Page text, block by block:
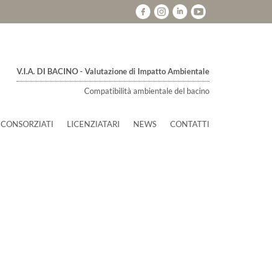
V.I.A. DI BACINO - Valutazione di Impatto Ambientale
Compatibilità ambientale del bacino
CONSORZIATI LICENZIATARI NEWS CONTATTI